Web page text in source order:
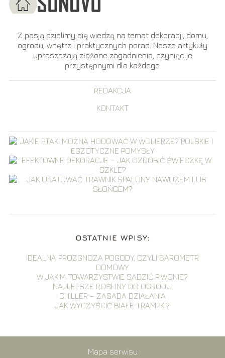
Z pasją dzielimy się wiedzą na temat dekoracji, domu,
ogrodu, wnętrz i praktycznych porad. Nasze artykuły
upraszczają złożone zagadnienia, czyniąc je
przystępnymi dla każdego.
REDAKCJA
KONTAKT
OSTATNIE WPISY:
IDEALNA PROZGNOZA POGODY, CZYLI BAROMETR
DOMOWY
W JAKIM TOWARZYSTWIE SADZIĆ PIWONIE?
NAJLEPSZE ROŚLINY DO OGRODU
CHILLER – ZASADA DZIAŁANIA
JAK WYCZYŚCIĆ BIAŁE TRAMPKI?
Mapa serwisu